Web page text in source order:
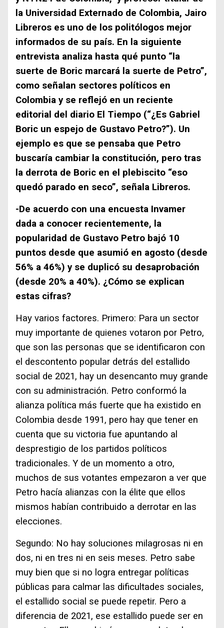
la Universidad Externado de Colombia, Jairo
Libreros es uno de los politólogos mejor
informados de su país. En la siguiente
entrevista analiza hasta qué punto “la
suerte de Boric marcará la suerte de Petro”,
como señalan sectores políticos en
Colombia y se reflejó en un reciente
editorial del diario El Tiempo (“¿Es Gabriel
Boric un espejo de Gustavo Petro?”). Un
ejemplo es que se pensaba que Petro
buscaría cambiar la constitución, pero tras
la derrota de Boric en el plebiscito “eso
quedó parado en seco”, señala Libreros.
-De acuerdo con una encuesta Invamer
dada a conocer recientemente, la
popularidad de Gustavo Petro bajó 10
puntos desde que asumió en agosto (desde
56% a 46%) y se duplicó su desaprobación
(desde 20% a 40%). ¿Cómo se explican
estas cifras?
Hay varios factores. Primero: Para un sector
muy importante de quienes votaron por Petro,
que son las personas que se identificaron con
el descontento popular detrás del estallido
social de 2021, hay un desencanto muy grande
con su administración. Petro conformó la
alianza política más fuerte que ha existido en
Colombia desde 1991, pero hay que tener en
cuenta que su victoria fue apuntando al
desprestigio de los partidos políticos
tradicionales. Y de un momento a otro,
muchos de sus votantes empezaron a ver que
Petro hacía alianzas con la élite que ellos
mismos habían contribuido a derrotar en las
elecciones.
Segundo: No hay soluciones milagrosas ni en
dos, ni en tres ni en seis meses. Petro sabe
muy bien que si no logra entregar políticas
públicas para calmar las dificultades sociales,
el estallido social se puede repetir. Pero a
diferencia de 2021, ese estallido puede ser en